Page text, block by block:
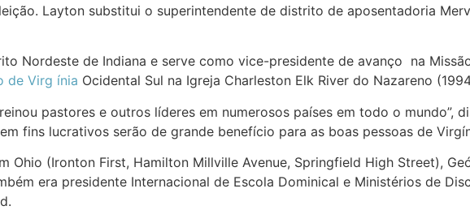
Layton substitui o superintendente de distrito de aposentadoria
Nordeste de Indiana e serve como vice-presidente de avanço na
de Virg ínia Ocidental Sul na Igreja Charleston Elk River do Nazareno
pastores e outros líderes em numerosos países em todo o mundo”,
fins lucrativos serão de grande benefício para as boas pessoas de
Ohio (Ironton First, Hamilton Millville Avenue, Springfield High Street),
era presidente Internacional de Escola Dominical e Ministérios de